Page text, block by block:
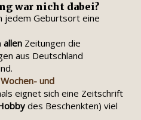
war nicht dabei?
jedem Geburtsort eine
allen Zeitungen die
aus Deutschland
Wochen- und
eignet sich eine Zeitschrift
des Beschenkten) viel